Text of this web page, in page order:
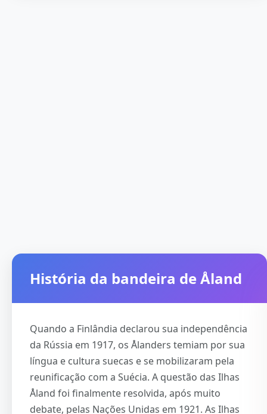
História da bandeira de Åland
Quando a Finlândia declarou sua independência
da Rússia em 1917, os Ålanders temiam por sua
língua e cultura suecas e se mobilizaram pela
reunificação com a Suécia. A questão das Ilhas
Åland foi finalmente resolvida, após muito
debate, pelas Nações Unidas em 1921. As Ilhas